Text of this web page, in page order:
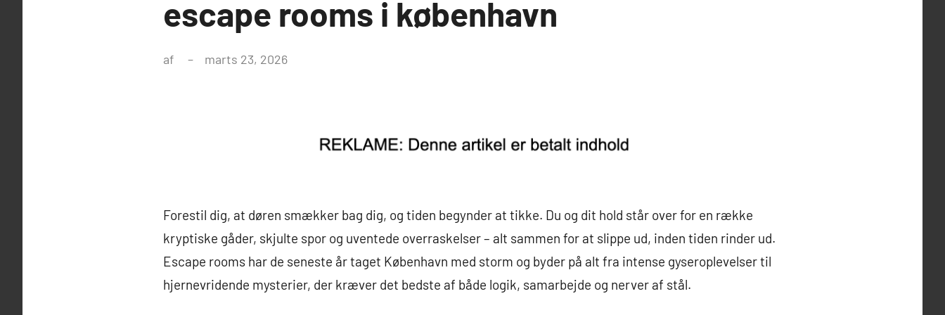
escape rooms i københavn
af marts 23, 2026
Forestil dig, at døren smækker bag dig, og tiden begynder at tikke. Du og dit hold står over for en række
kryptiske gåder, skjulte spor og uventede overraskelser – alt sammen for at slippe ud, inden tiden rinder ud.
Escape rooms har de seneste år taget København med storm og byder på alt fra intense gyseroplevelser til
hjernevridende mysterier, der kræver det bedste af både logik, samarbejde og nerver af stål.